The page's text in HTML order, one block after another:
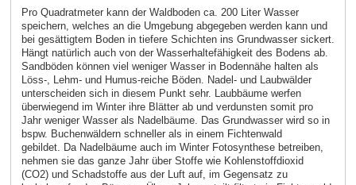
Pro Quadratmeter kann der Waldboden ca. 200 Liter Wasser
speichern, welches an die Umgebung abgegeben werden kann und
bei gesättigtem Boden in tiefere Schichten ins Grundwasser sickert.
Hängt natürlich auch von der Wasserhaltefähigkeit des Bodens ab.
Sandböden können viel weniger Wasser in Bodennähe halten als
Löss-, Lehm- und Humus-reiche Böden. Nadel- und Laubwälder
unterscheiden sich in diesem Punkt sehr. Laubbäume werfen
überwiegend im Winter ihre Blätter ab und verdunsten somit pro
Jahr weniger Wasser als Nadelbäume. Das Grundwasser wird so in
bspw. Buchenwäldern schneller als in einem Fichtenwald
gebildet. Da Nadelbäume auch im Winter Fotosynthese betreiben,
nehmen sie das ganze Jahr über Stoffe wie Kohlenstoffdioxid
(CO2) und Schadstoffe aus der Luft auf, im Gegensatz zu